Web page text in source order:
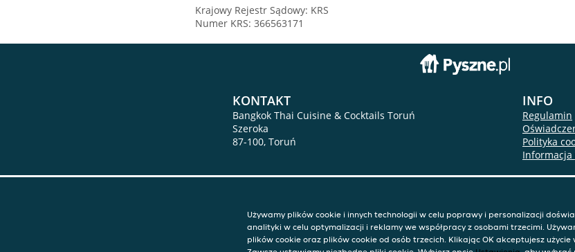
Krajowy Rejestr Sądowy: KRS
Numer KRS: 366563171
KONTAKT
Bangkok Thai Cuisine & Cocktails Toruń
Szeroka
87-100, Toruń
INFO
Regulamin
Polityka
Używamy plików cookie i innych technologii w celu poprawy i personalizacji
analityki w celu optymalizacji i reklamy we współpracy z osobami trzecimi.
plików cookie oraz plików cookie od osób trzecich. Klikając OK akceptujesz